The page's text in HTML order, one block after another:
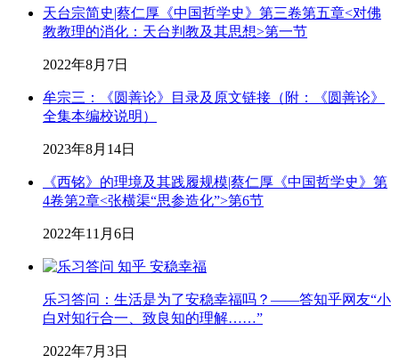
天台宗简史|蔡仁厚《中国哲学史》第三卷第五章<对佛
教教理的消化：天台判教及其思想>第一节
2022年8月7日
牟宗三：《圆善论》目录及原文链接（附：《圆善论》
全集本编校说明）
2023年8月14日
《西铭》的理境及其践履规模|蔡仁厚《中国哲学史》第
4卷第2章<张横渠“思参造化”>第6节
2022年11月6日
乐习答问：生活是为了安稳幸福吗？——答知乎网友“小
白对知行合一、致良知的理解……”
2022年7月3日